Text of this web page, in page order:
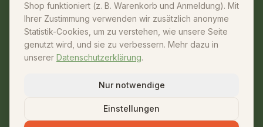
Kontakt
07042 – 23009
shop@unsere-gaertnerei.de
Shop funktioniert (z. B. Warenkorb und Anmeldung). Mit
Ihrer Zustimmung verwenden wir zusätzlich anonyme
Statistik-Cookies, um zu verstehen, wie unsere Seite
genutzt wird, und sie zu verbessern. Mehr dazu in
unserer Datenschutzerklärung.
Nur notwendige
Einstellungen